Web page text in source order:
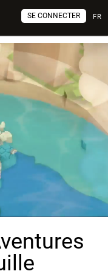
FR
SE CONNECTER